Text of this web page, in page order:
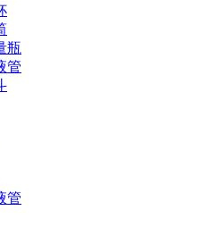
瓶
管
管